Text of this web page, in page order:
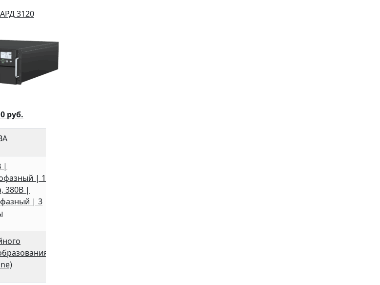
3120
руб.
|
| 1
380В |
| 3